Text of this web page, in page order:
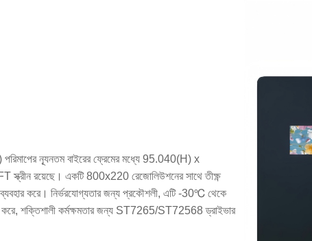
ন্যূনতম বাইরের ফ্রেমের মধ্যে 95.040(H) x
রয়েছে। একটি 800x220 রেজোলিউশনের সাথে তীক্ষ্ণ
করে। নির্ভরযোগ্যতার জন্য প্রকৌশলী, এটি -30℃ থেকে
শক্তিশালী কর্মক্ষমতার জন্য ST7265/ST72568 ড্রাইভার